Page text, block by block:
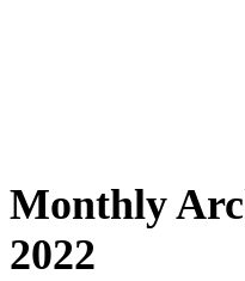
Monthly
2022